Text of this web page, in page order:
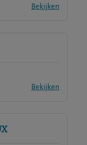
Bekijken
Bekijken